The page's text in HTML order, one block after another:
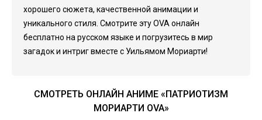
хорошего сюжета, качественной анимации и
уникального стиля. Смотрите эту OVA онлайн
бесплатно на русском языке и погрузитесь в мир
загадок и интриг вместе с Уильямом Мориарти!
СМОТРЕТЬ ОНЛАЙН АНИМЕ «ПАТРИОТИЗМ
МОРИАРТИ OVA»